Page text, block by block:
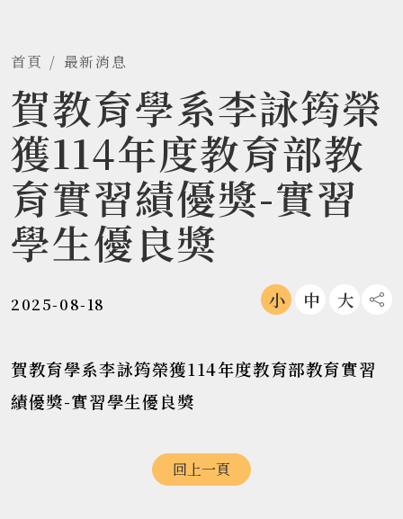
首頁 最新消息
賀教育學系李詠筠榮
獲114年度教育部教
育實習績優獎-實習
學生優良獎
2025-08-18 小 中 大 社
賀教育學系李詠筠榮獲114年度教育部教育實習
績優獎-實習學生優良獎